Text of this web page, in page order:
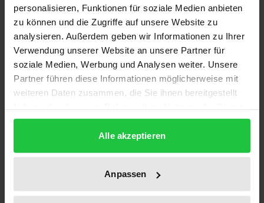
personalisieren, Funktionen für soziale Medien anbieten
zu können und die Zugriffe auf unsere Website zu
analysieren. Außerdem geben wir Informationen zu Ihrer
Verwendung unserer Website an unsere Partner für
soziale Medien, Werbung und Analysen weiter. Unsere
Partner führen diese Informationen möglicherweise mit
weiteren Daten zusammen, die Sie ihnen bereitgestellt
gesammelt haben.
Alle akzeptieren
Anpassen
Bibliographical data
Edition
1
ISBN
Publication Date
Sep 10, 1991
Year of Publication
1991